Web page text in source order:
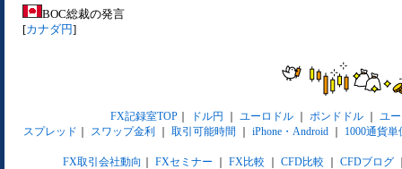
BOC総裁の発言
[カナダ円]
FX記録室TOP｜ ドル円 ユーロドル｜ ポンドドル｜ ユ
スプレッド
スワップ金利 取引可能時間 iPhone・Android 1000通貨単
FX取引会社動向 FXセミナー FX比較 CFD比較 CFDブログ